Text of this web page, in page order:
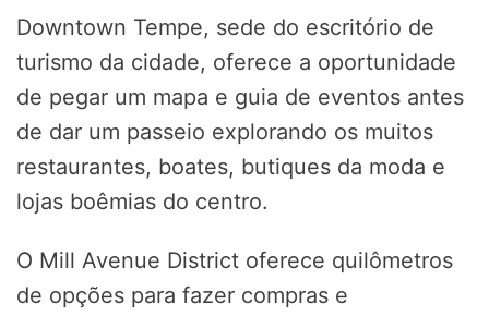
Downtown Tempe, sede do escritório de
turismo da cidade, oferece a oportunidade
de pegar um mapa e guia de eventos antes
de dar um passeio explorando os muitos
restaurantes, boates, butiques da moda e
lojas boêmias do centro.
O Mill Avenue District oferece quilômetros
de opções para fazer compras e